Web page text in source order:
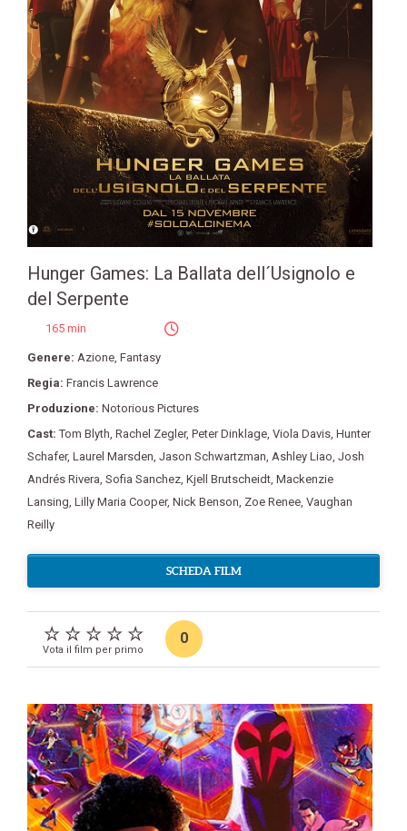
Hunger Games: La Ballata dell´Usignolo e
del Serpente
165 min
Genere: Azione Fantasy
Regia: Francis Lawrence
Produzione: Notorious Pictures
Cast:Tom Blyth Rachel Zegler, Peter Dinklage Viola Davis Hunter
Schafer, Laurel Marsden Jason Schwartzman Ashley Liao Josh
Andrés Rivera Sofia Sanchez Kjell Brutscheidt Mackenzie
Lansing Lilly Maria Cooper, Nick Benson Zoe Renee Vaughan
Reilly
SCHEDA FILM
Vota il film per primo
0